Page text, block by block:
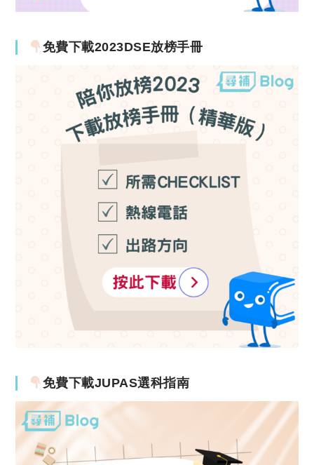
免費下載2023DSE放榜手冊
免費下載JUPAS選科指南